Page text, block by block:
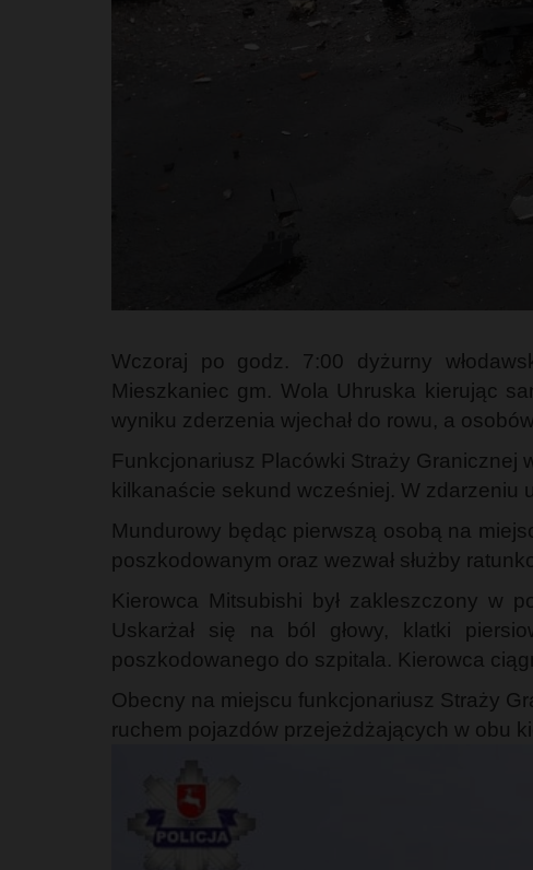
Wczoraj po godz. 7:00 dyżurny
Mieszkaniec gm. Wola Uhruska kierując
wyniku zderzenia wjechał do rowu, a
Funkcjonariusz Placówki Straży Granicznej
kilkanaście sekund wcześniej. W zdarzeniu
Mundurowy będąc pierwszą osobą na
poszkodowanym oraz wezwał służby
Kierowca Mitsubishi był zakleszczony w
Uskarżał się na ból głowy, klatki
poszkodowanego do szpitala. Kierowca
Obecny na miejscu funkcjonariusz Straży
ruchem pojazdów przejeżdżających w obu